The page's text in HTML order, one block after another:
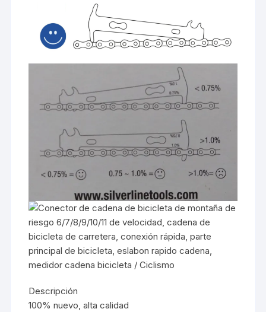
Descripción
100% nuevo, alta calidad